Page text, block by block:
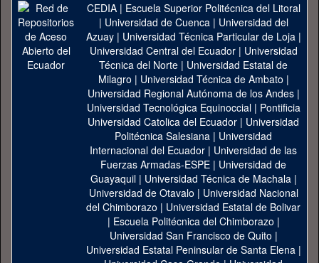
CEDIA| Escuela Superior Politécnica del Litoral
| Universidad de Cuenca| Universidad del
Azuay| Universidad Técnica Particular de Loja|
Universidad Central del Ecuador| Universidad
Técnica del Norte | Universidad Estatal de
Milagro | Universidad Técnica de Ambato |
Universidad Regional Autónoma de los Andes|
Universidad Tecnológica Equinoccial| Pontificia
Universidad Catolica del Ecuador | Universidad
Politécnica Salesiana | Universidad
Internacional del Ecuador | Universidad de las
Fuerzas Armadas-ESPE | Universidad de
Guayaquil| Universidad Técnica de Machala|
Universidad de Otavalo | Universidad Nacional
del Chimborazo | Universidad Estatal de Bolivar
| Escuela Politécnica del Chimborazo |
Universidad San Francisco de Quito |
Universidad Estatal Peninsular de Santa Elena|